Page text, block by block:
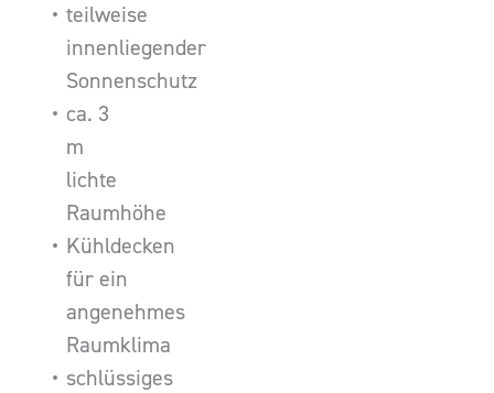
teilweise
innenliegender
Sonnenschutz
ca. 3
m
lichte
Raumhöhe
Kühldecken
für ein
angenehmes
Raumklima
schlüssiges